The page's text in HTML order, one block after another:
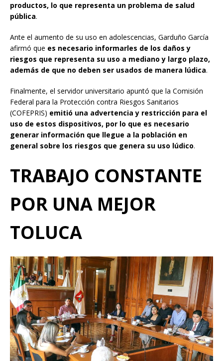
productos, lo que representa un problema de salud
pública.
Ante el aumento de su uso en adolescencias, Garduño García
afirmó que es necesario informarles de los daños y
riesgos que representa su uso a mediano y largo plazo,
además de que no deben ser usados de manera lúdica.
Finalmente, el servidor universitario apuntó que la Comisión
Federal para la Protección contra Riesgos Sanitarios
(COFEPRIS) emitió una advertencia y restricción para el
uso de estos dispositivos, por lo que es necesario
generar información que llegue a la población en
general sobre los riesgos que genera su uso lúdico.
TRABAJO CONSTANTE
POR UNA MEJOR
TOLUCA